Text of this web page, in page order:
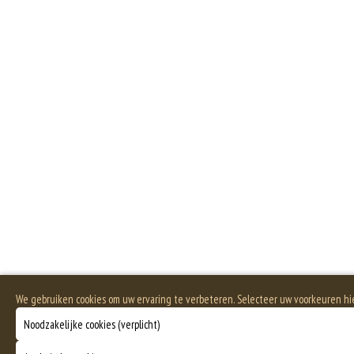
We gebruiken cookies om uw ervaring te verbeteren. Selecteer uw voorkeuren
Noodzakelijke cookies (verplicht)